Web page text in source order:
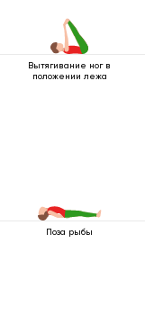
Вытягивание ног в
положении лежа
Поза рыбы